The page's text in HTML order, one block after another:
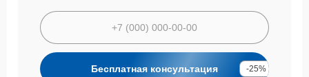
Бесплатная консультация -25%